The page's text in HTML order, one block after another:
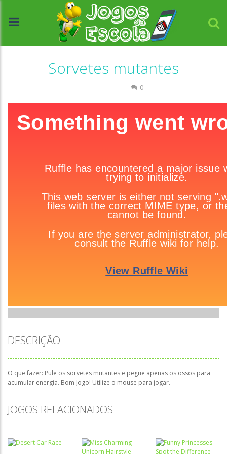
Sorvetes mutantes
0
DESCRIÇÃO
O que fazer: Pule os sorvetes mutantes e pegue apenas os ossos para
acumular energia. Bom Jogo! Utilize o mouse para jogar.
JOGOS RELACIONADOS